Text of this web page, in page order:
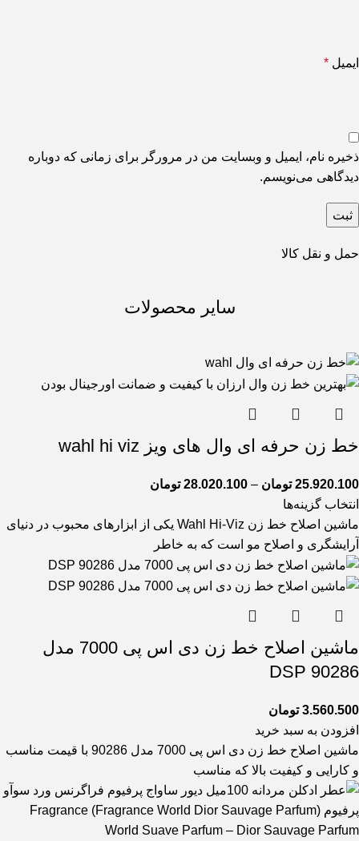
ایمیل *
ذخیره نام، ایمیل و وبسایت من در مرورگر برای زمانی که دوباره
دیدگاهی می‌نویسم.
حمل و نقل کالا
سایر محصولات
خط زن حرفه ای وال های ویز wahl hi viz
25.920.100 تومان –
28.020.100 تومان
انتخاب گزینه‌ها
ماشین اصلاح خط زن Wahl Hi-Viz یکی از ابزارهای محبوب در دنیای
آرایشگری و اصلاح مو است که به خاطر
ماشین اصلاح خط زن دی اس پی 7000 مدل
90286 DSP
3.560.500 تومان
افزودن به سبد خرید
ماشین اصلاح خط زن دی اس پی 7000 مدل 90286 با قیمت مناسب
و کارایی و کیفیت بالا که مناسب